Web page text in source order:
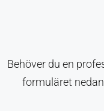
Behöver du en
formuläret